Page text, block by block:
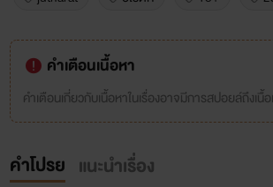
คำเตือนเนื้อหา
คำเตือนเกี่ยวกับเนื้อหาในเรื่องอาจมีการสปอยล์ถึงเนื้
คำโปรย แนะนำเรื่อง